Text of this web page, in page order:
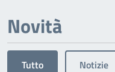
Novità
Tutto Notizie